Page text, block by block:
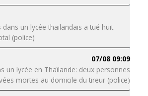
dans un lycée thaïlandais a tué huit
(police)
07/08 09:09
un lycée en Thaïlande: deux personnes
mortes au domicile du tireur (police)